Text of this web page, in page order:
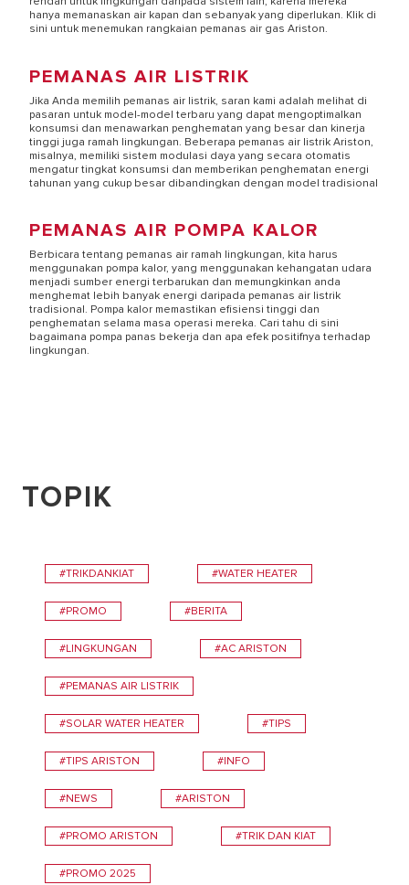
hanya memanaskan air kapan dan sebanyak yang diperlukan. Klik di
sini untuk menemukan rangkaian pemanas air gas Ariston.
PEMANAS AIR LISTRIK
Jika Anda memilih pemanas air listrik, saran kami adalah melihat di
pasaran untuk model-model terbaru yang dapat mengoptimalkan
konsumsi dan menawarkan penghematan yang besar dan kinerja
tinggi juga ramah lingkungan. Beberapa pemanas air listrik Ariston,
misalnya, memiliki sistem modulasi daya yang secara otomatis
mengatur tingkat konsumsi dan memberikan penghematan energi
tahunan yang cukup besar dibandingkan dengan model tradisional
PEMANAS AIR POMPA KALOR
Berbicara tentang pemanas air ramah lingkungan, kita harus
menggunakan pompa kalor, yang menggunakan kehangatan udara
menjadi sumber energi terbarukan dan memungkinkan anda
menghemat lebih banyak energi daripada pemanas air listrik
tradisional. Pompa kalor memastikan efisiensi tinggi dan
penghematan selama masa operasi mereka. Cari tahu di sini
bagaimana pompa panas bekerja dan apa efek positifnya terhadap
lingkungan.
TOPIK
#TRIKDANKIAT #WATER HEATER
#PROMO #BERITA
#LINGKUNGAN #AC ARISTON
#PEMANAS AIR LISTRIK
#SOLAR WATER HEATER #TIPS
#TIPS ARISTON #INFO
#NEWS #ARISTON
#PROMO ARISTON #TRIK DAN KIAT
#PROMO 2025